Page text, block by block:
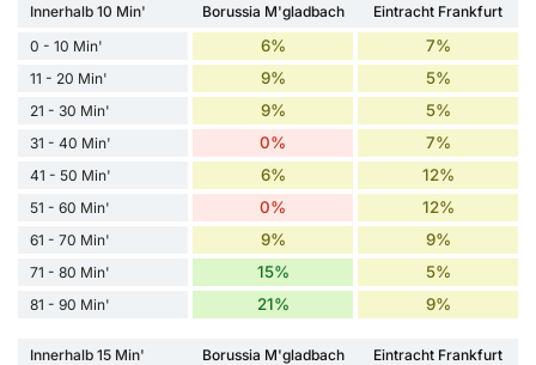
Innerhalb 10 Min' Borussia M'gladbach
Eintracht Frankfurt
0 - 10 Min'
6% 7%
11 - 20 Min' 9% 5%
21 - 30 Min' 9% 5%
31 - 40 Min' 0% 7%
41 - 50 Min' 6% 12%
51 - 60 Min' 0% 12%
61 - 70 Min' 9% 9%
71 - 80 Min' 15% 5%
81 - 90 Min' 21% 9%
Innerhalb 15 Min' Borussia M'gladbach
Eintracht Frankfurt